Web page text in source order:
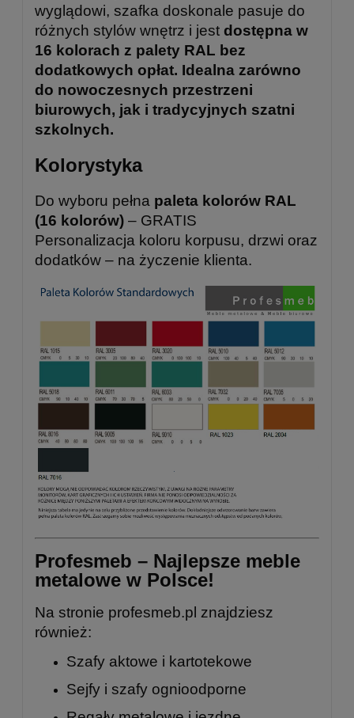
wyglądowi, szafka doskonale pasuje do
różnych stylów wnętrz i jest dostępna w
16 kolorach z palety RAL bez
dodatkowych opłat. Idealna zarówno
do nowoczesnych przestrzeni
biurowych, jak i tradycyjnych szatni
szkolnych.
Kolorystyka
Do wyboru pełna paleta kolorów RAL
(16 kolorów) – GRATIS
Personalizacja koloru korpusu, drzwi oraz
dodatków – na życzenie klienta.
Profesmeb – Najlepsze meble
metalowe w Polsce!
Na stronie profesmeb.pl znajdziesz
również:
Szafy aktowe i kartotekowe
Sejfy i szafy ognioodporne